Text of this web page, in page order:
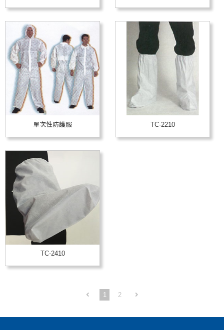
單次性防護服 TC-2210
TC-2410
1 2